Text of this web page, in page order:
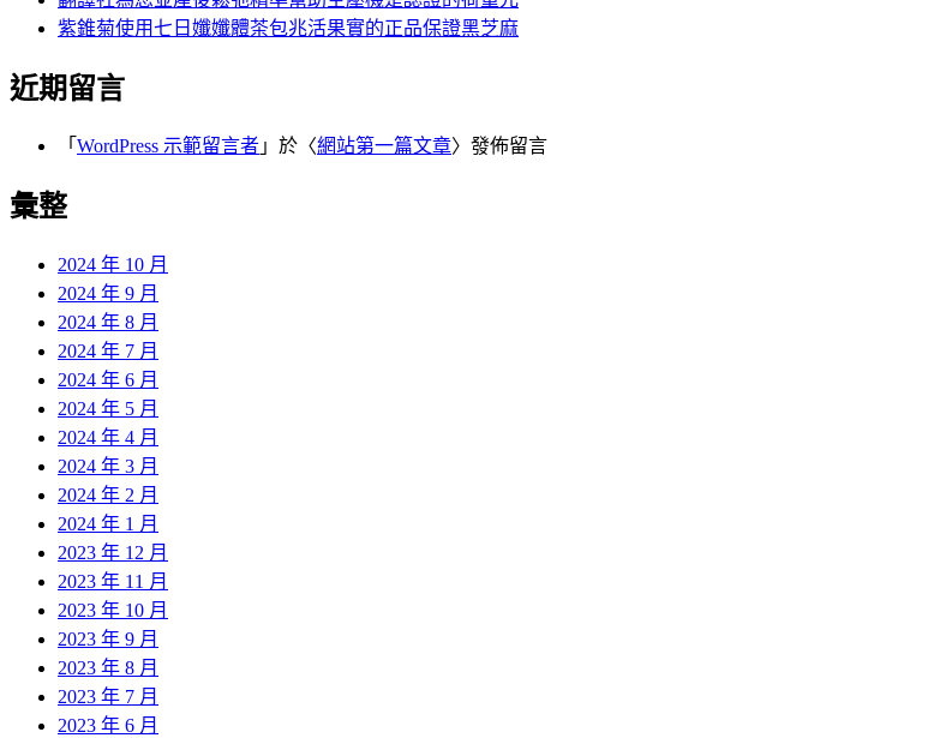
紫錐菊使用七日孅孅體茶包兆活果實的正品保證黑芝麻
近期留言
「 WordPress 示範留言者 」於〈網站第一篇文章〉發佈留言
彙整
2024 年 10 月
2024 年 9 月
2024 年 8 月
2024 年 7 月
2024 年 6 月
2024 年 5 月
2024 年 4 月
2024 年 3 月
2024 年 2 月
2024 年 1 月
2023 年 12 月
2023 年 11 月
2023 年 10 月
2023 年 9 月
2023 年 8 月
2023 年 7 月
2023 年 6 月